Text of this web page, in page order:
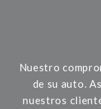
Nuestro
de su auto.
nuestros